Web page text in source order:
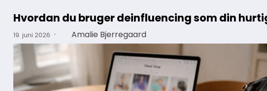
Hvordan du bruger deinfluencing som din
19. juni 2026 · Amalie Bjerregaard